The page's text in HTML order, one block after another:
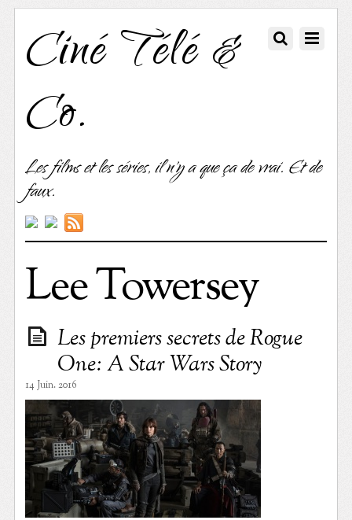
Ciné Télé &
Co.
Les films et les séries, il n'y a que ça de vrai. Et de
faux.
Lee Towersey
Les premiers secrets de Rogue
One: A Star Wars Story
14 Juin. 2016